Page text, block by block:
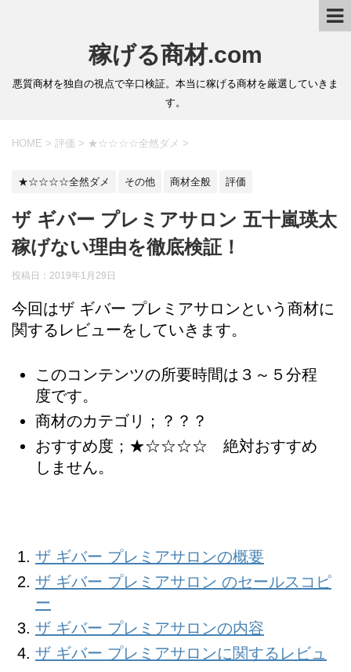
稼げる商材.com
悪質商材を独自の視点で辛口検証。本当に稼げる商材を厳選していきま
す。
HOME > 評価 > ★☆☆☆☆全然ダメ >
★☆☆☆☆全然ダメ その他 商材全般 評価
ザ ギバー プレミアサロン 五十嵐瑛太
稼げない理由を徹底検証！
投稿日：2019年1月29日
今回はザ ギバー プレミアサロンという商材に
関するレビューをしていきます。
このコンテンツの所要時間は３～５分程
度です。
商材のカテゴリ；？？？
おすすめ度；★☆☆☆☆ 絶対おすすめ
しません。
ザ ギバー プレミアサロンの概要
ザ ギバー プレミアサロン のセールスコピ
ー
ザ ギバー プレミアサロンの内容
ザ ギバー プレミアサロンに関するレビュ